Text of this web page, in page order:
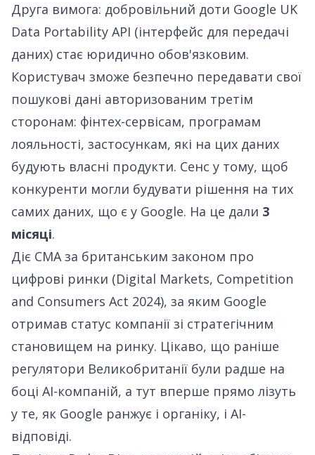
Друга вимога: добровільний доти Google UK
Data Portability API (інтерфейс для передачі
даних) стає юридично обов'язковим.
Користувач зможе безпечно передавати свої
пошукові дані авторизованим третім
сторонам: фінтех-сервісам, програмам
лояльності, застосункам, які на цих даних
будують власні продукти. Сенс у тому, щоб
конкуренти могли будувати рішення на тих
самих даних, що є у Google. На це дали 3
місяці.
Діє CMA за британським законом про
цифрові ринки (Digital Markets, Competition
and Consumers Act 2024), за яким Google
отримав статус компанії зі стратегічним
становищем на ринку. Цікаво, що раніше
регулятори Великобританії були радше на
боці AI-компаній, а тут вперше прямо лізуть
у те, як Google ранжує і органіку, і AI-
відповіді.